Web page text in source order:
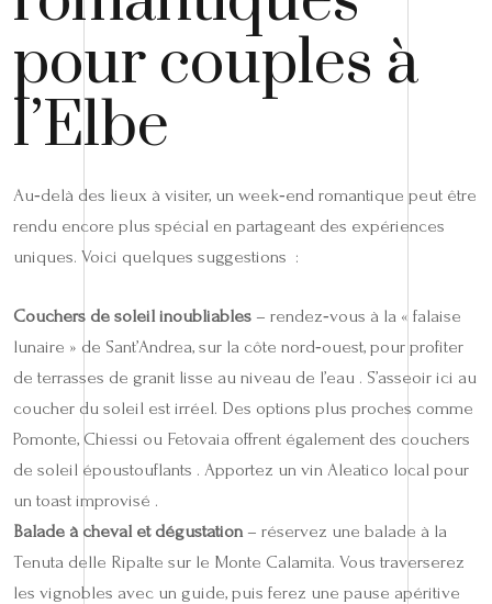
pour couples à
l’Elbe
Au‑delà des lieux à visiter, un week‑end romantique peut être
rendu encore plus spécial en partageant des expériences
uniques. Voici quelques suggestions :
Couchers de soleil inoubliables – rendez‑vous à la « falaise
lunaire » de Sant’Andrea, sur la côte nord‑ouest, pour profiter
de terrasses de granit lisse au niveau de l’eau . S’asseoir ici au
coucher du soleil est irréel. Des options plus proches comme
Pomonte, Chiessi ou Fetovaia offrent également des couchers
de soleil époustouflants . Apportez un vin Aleatico local pour
un toast improvisé .
Balade à cheval et dégustation – réservez une balade à la
Tenuta delle Ripalte sur le Monte Calamita. Vous traverserez
les vignobles avec un guide, puis ferez une pause apéritive